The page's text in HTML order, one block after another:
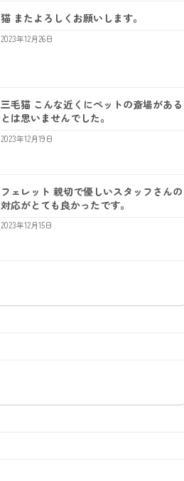
猫 またよろしくお願いします。
2023年12月26日
三毛猫 こんな近くにペットの斎場がある
とは思いませんでした。
2023年12月19日
フェレット 親切で優しいスタッフさんの
対応がとても良かったです。
2023年12月15日